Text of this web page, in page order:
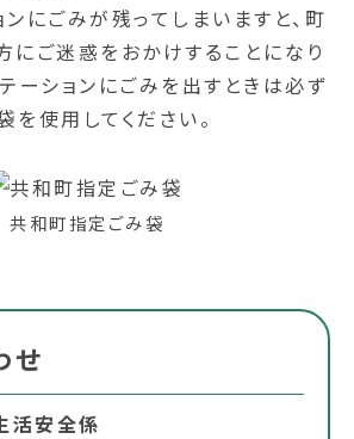
にごみが残ってしまいますと、町
にご迷惑をおかけすることになり
ーションにごみを出すときは必ず
使用してください。
共和町指定ごみ袋
せ
活安全係